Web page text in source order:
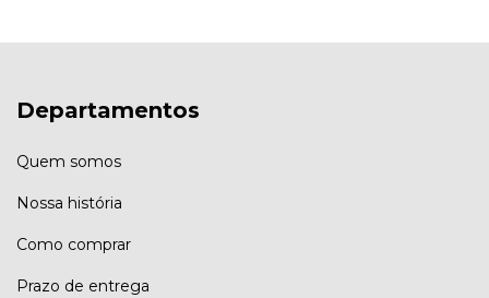
Departamentos
Quem somos
Nossa história
Como comprar
Prazo de entrega